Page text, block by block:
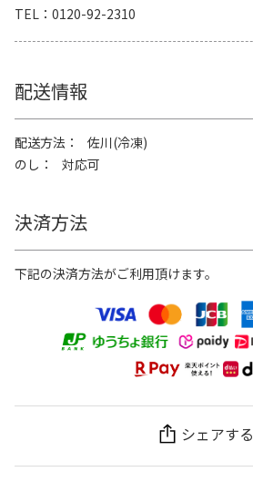
TEL
0120-92-2310
配送情報
配送方法
佐川(冷凍)
のし
対応可
決済方法
下記の決済方法がご利用頂けます。
シェアする